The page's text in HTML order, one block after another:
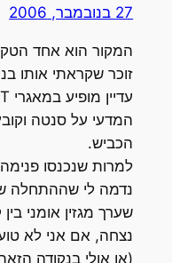
27 בנובמבר, 2006
המקור הוא אחד
המדעי על סנטה
הכביש.
למרות שנכנסו
נדמה לי שההתחלה
שערך מגזין אומני בין
נצחה, אם אני לא
(או אולי בנקודה